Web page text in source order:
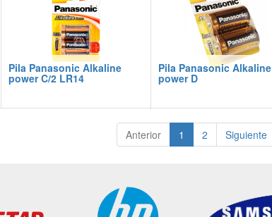
Pila Panasonic Alkaline
power C/2 LR14
Pila Panasonic Alkaline
power D
Anterior 1 2 Siguiente